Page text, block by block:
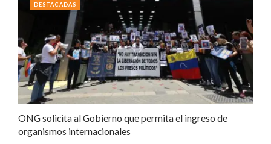
ONG solicita al Gobierno que permita el ingreso de
organismos internacionales
DESTACADAS